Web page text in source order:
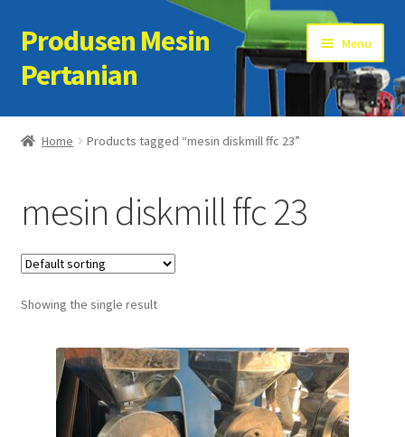
Skip
to
navigation
Skip
to
content
Produsen Mesin
Pertanian
Menu
Home
Cart
Checkout
Kontak Kami
My account
Sample Page
Home Products tagged “mesin diskmill ffc 23”
mesin diskmill ffc 23
Showing the single result